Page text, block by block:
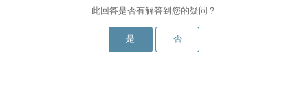
此回答是否有解答到您的疑问？
是 否